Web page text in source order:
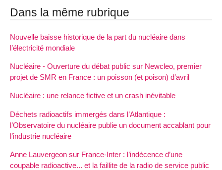
Dans la même rubrique
Nouvelle baisse historique de la part du nucléaire dans
l’électricité mondiale
Nucléaire - Ouverture du débat public sur Newcleo, premier
projet de SMR en France : un poisson (et poison) d’avril
Nucléaire : une relance fictive et un crash inévitable
Déchets radioactifs immergés dans l’Atlantique :
l’Observatoire du nucléaire publie un document accablant pour
l’industrie nucléaire
Anne Lauvergeon sur France-Inter : l’indécence d’une
coupable radioactive... et la faillite de la radio de service public